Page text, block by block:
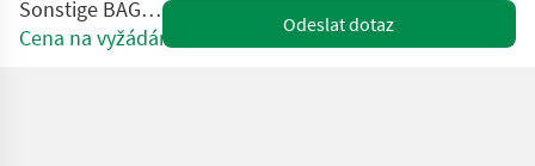
Sonstige BAGI PB 1010
Cena na vyžádání
Odeslat dotaz